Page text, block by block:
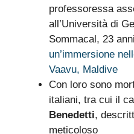
professoressa
all’Università di
Sommacal, 23
un’immersione
Vaavu, Maldive
Con loro sono
italiani, tra cui il
Benedetti,
meticoloso